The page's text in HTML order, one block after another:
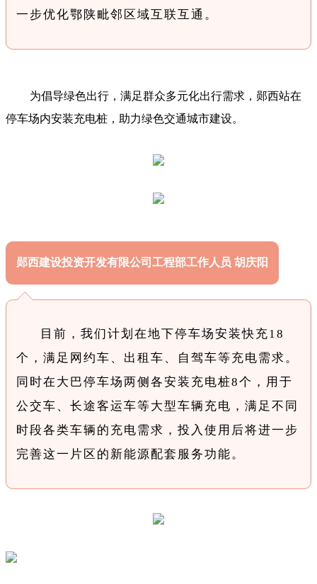
一步优化鄂陕毗邻区域互联互通。
为倡导绿色出行，满足群众多元化出行需求，郧西站在
停车场内安装充电桩，助力绿色交通城市建设。
郧西建设投资开发有限公司工程部工作人员 胡庆阳
目前，我们计划在地下停车场安装快充18
个，满足网约车、出租车、自驾车等充电需求。
同时在大巴停车场两侧各安装充电桩8个，用于
公交车、长途客运车等大型车辆充电，满足不同
时段各类车辆的充电需求，投入使用后将进一步
完善这一片区的新能源配套服务功能。